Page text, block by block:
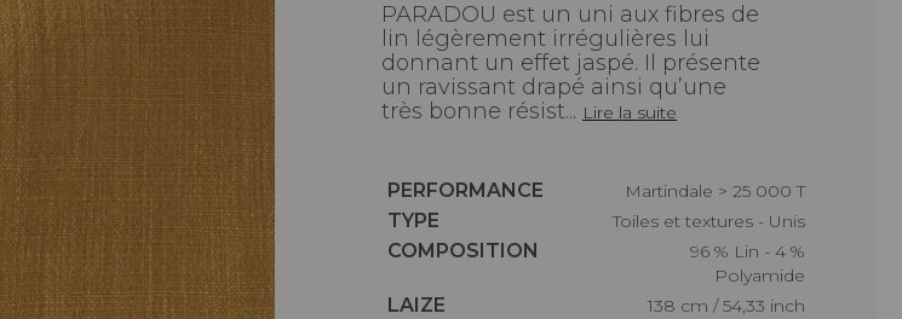
PARADOU est un uni aux fibres de
lin légèrement irrégulières lui
donnant un effet jaspé. Il présente
un ravissant drapé ainsi qu’une
très bonne résist... Lire la suite
Caractéristiques
PERFORMANCE
Martindale > 25 000 T
Caractéristiques
TYPE
Toiles et textures - Unis
Caractéristiques
COMPOSITION
96 % Lin - 4 %
Polyamide
Caractéristiques
LAIZE 138 cm / 54,33 inch